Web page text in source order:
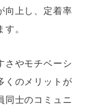
向上し、定着率
。
さやモチベーシ
くのメリットが
同士のコミュニ